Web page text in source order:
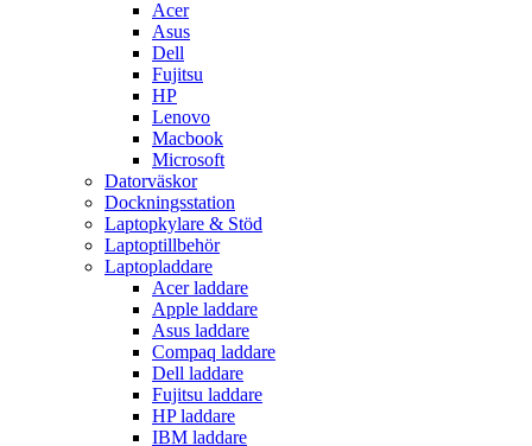
Acer
Asus
Dell
Fujitsu
HP
Lenovo
Macbook
Microsoft
Datorväskor
Dockningsstation
Laptopkylare & Stöd
Laptoptillbehör
Laptopladdare
Acer laddare
Apple laddare
Asus laddare
Compaq laddare
Dell laddare
Fujitsu laddare
HP laddare
IBM laddare